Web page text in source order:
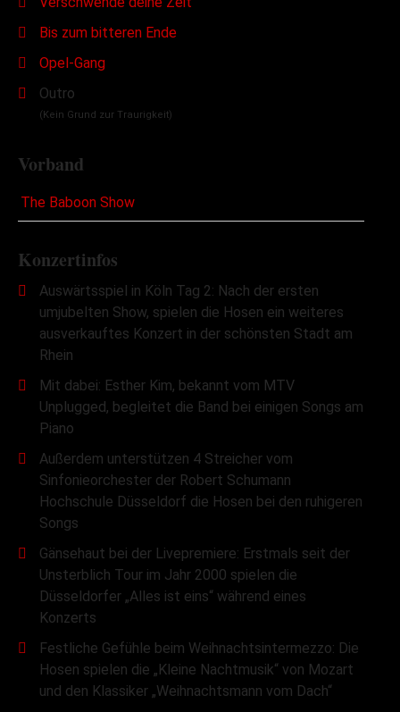
Bis zum bitteren Ende
Opel-Gang
Outro
(Kein Grund zur Traurigkeit)
Vorband
The Baboon Show
Konzertinfos
Auswärtsspiel in Köln Tag 2: Nach der ersten
umjubelten Show, spielen die Hosen ein weiteres
ausverkauftes Konzert in der schönsten Stadt am
Rhein
Mit dabei: Esther Kim, bekannt vom MTV
Unplugged, begleitet die Band bei einigen Songs am
Piano
Außerdem unterstützen 4 Streicher vom
Sinfonieorchester der Robert Schumann
Hochschule Düsseldorf die Hosen bei den ruhigeren
Songs
Gänsehaut bei der Livepremiere: Erstmals seit der
Unsterblich Tour im Jahr 2000 spielen die
Düsseldorfer „Alles ist eins“ während eines
Konzerts
Festliche Gefühle beim Weihnachtsintermezzo: Die
Hosen spielen die „Kleine Nachtmusik“ von Mozart
und den Klassiker „Weihnachtsmann vom Dach“